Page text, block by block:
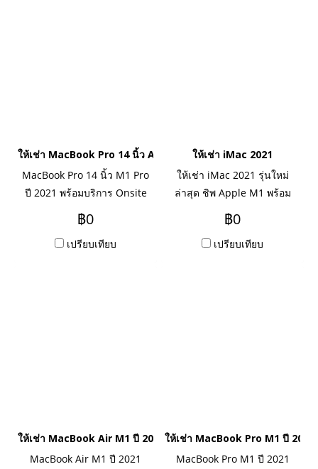
ให้เช่า MacBook Pro 14 นิ้ว Apple M1 Pro
MacBook Pro 14 นิ้ว M1 Pro
ปี 2021 พร้อมบริการ Onsite
Service ระยะเช่ารายเดือน ราย
ปี สนใจติดต่อเข้ามาสอบถามได้
นะคะ
฿0
เปรียบเทียบ
ให้เช่า iMac 2021
ให้เช่า iMac 2021 รุ่นใหม่
ล่าสุด ชิพ Apple M1 พร้อม
บริการ Onsite Service ระยะ
เช่ารายเดือน รายปี สนใจติดต่อ
เข้ามาสอบถามได้นะคะ
฿0
เปรียบเทียบ
ให้เช่า MacBook Air M1 ปี 2021
MacBook Air M1 ปี 2021
ให้เช่า MacBook Pro M1 ปี 2021
MacBook Pro M1 ปี 2021